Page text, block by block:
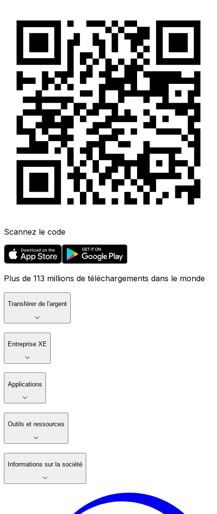
Scannez le code
Plus de 113 millions de téléchargements dans le monde
Transférer de l'argent
Entreprise XE
Applications
Outils et ressources
Informations sur la société